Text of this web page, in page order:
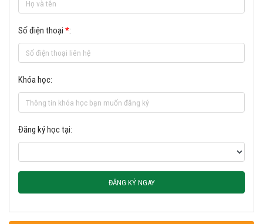
Số điện thoại *:
Khóa học:
Đăng ký học tại:
ĐĂNG KÝ NGAY